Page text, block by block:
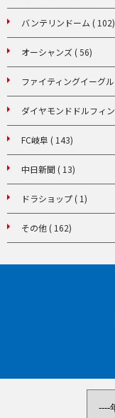
バンテリンドーム ( 102)
オーシャンズ ( 56)
ファイティングイーグ
ダイヤモンドドルフィ
FC岐阜 ( 143)
中日新聞 ( 13)
ドラショップ ( 1)
その他 ( 162)